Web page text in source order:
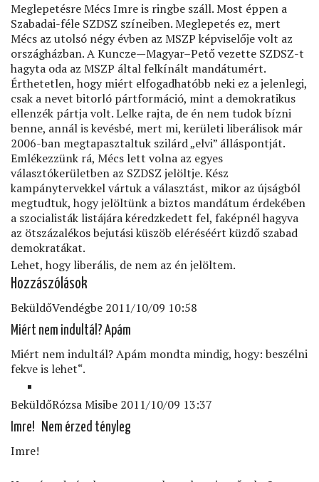
Meglepetésre Mécs Imre is ringbe száll. Most éppen a
Szabadai-féle SZDSZ színeiben. Meglepetés ez, mert
Mécs az utolsó négy évben az MSZP képviselője volt az
országházban. A Kuncze—Magyar–Pető vezette SZDSZ-t
hagyta oda az MSZP által felkínált mandátumért.
Érthetetlen, hogy miért elfogadhatóbb neki ez a jelenlegi,
csak a nevet bitorló pártformáció, mint a demokratikus
ellenzék pártja volt. Lelke rajta, de én nem tudok bízni
benne, annál is kevésbé, mert mi, kerületi liberálisok már
2006-ban megtapasztaltuk szilárd „elvi” álláspontját.
Emlékezzünk rá, Mécs lett volna az egyes
választókerületben az SZDSZ jelöltje. Kész
kampánytervekkel vártuk a választást, mikor az újságból
megtudtuk, hogy jelöltünk a biztos mandátum érdekében
a szocialisták listájára kéredzkedett fel, faképnél hagyva
az ötszázalékos bejutási küszöb eléréséért küzdő szabad
demokratákat.
Lehet, hogy liberális, de nem az én jelöltem.
Hozzászólások
BeküldőVendégbe 2011/10/09 10:58
Miért nem indultál? Apám
Miért nem indultál? Apám mondta mindig, hogy: beszélni
fekve is lehet“.
BeküldőRózsa Misibe 2011/10/09 13:37
Imre! Nem érzed tényleg
Imre!